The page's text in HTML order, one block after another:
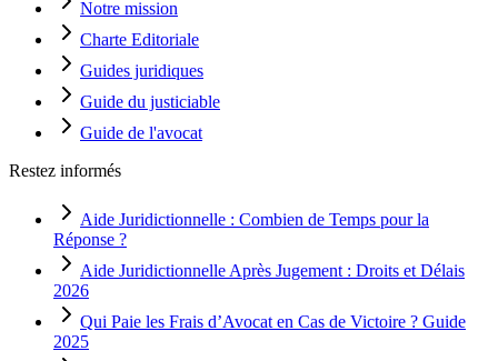
Notre mission
Charte Editoriale
Guides juridiques
Guide du justiciable
Guide de l'avocat
Restez informés
Aide Juridictionnelle : Combien de Temps pour la
Réponse ?
Aide Juridictionnelle Après Jugement : Droits et Délais
2026
Qui Paie les Frais d’Avocat en Cas de Victoire ? Guide
2025